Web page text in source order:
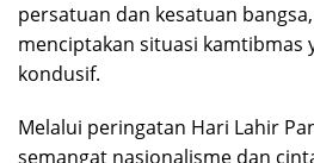
persatuan dan kesatuan
menciptakan situasi kamtibmas
kondusif.
Melalui peringatan Hari Lahir
semangat nasionalisme dan